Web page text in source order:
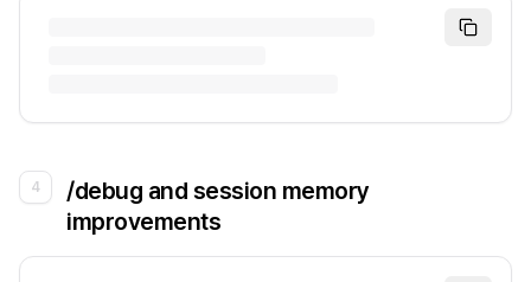
4
/debug and session memory
improvements